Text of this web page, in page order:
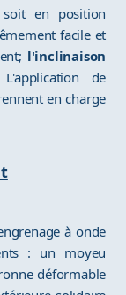
en position
facile et
l'inclinaison
de
en charge
à onde
: un moyeu
déformable